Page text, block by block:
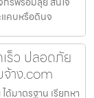
คบหรือดินจ
ร็ว ปลอดภัย
าง.com
มาตรฐาน เรียกหา